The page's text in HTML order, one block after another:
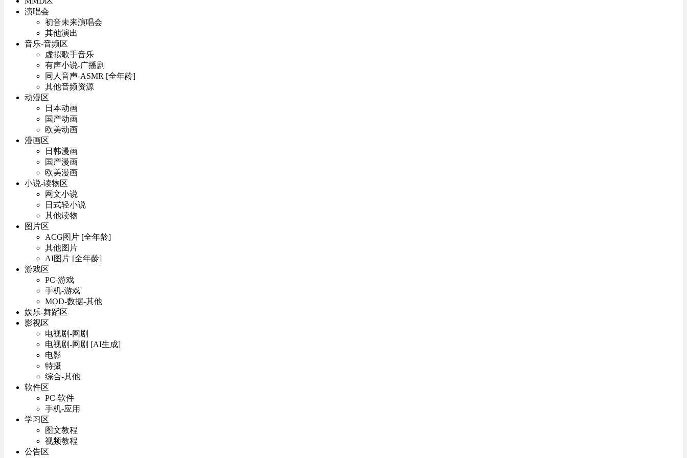
演唱会
初音未来演唱会
其他演出
音乐-音频区
虚拟歌手音乐
有声小说-广播剧
同人音声-ASMR [全年龄]
其他音频资源
动漫区
日本动画
国产动画
欧美动画
漫画区
日韩漫画
国产漫画
欧美漫画
小说-读物区
网文小说
日式轻小说
其他读物
图片区
ACG图片 [全年龄]
其他图片
AI图片 [全年龄]
游戏区
PC-游戏
手机-游戏
MOD-数据-其他
娱乐-舞蹈区
影视区
电视剧-网剧
电视剧-网剧 [AI生成]
电影
特摄
综合-其他
软件区
PC-软件
手机-应用
学习区
图文教程
视频教程
公告区